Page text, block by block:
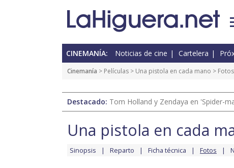
CINEMANÍA: Noticias de cine Cartelera
Cinemanía > Películas > Una pistola en cada mano > Fotos
Destacado: Tom Holland y Zendaya en 'Spider-
Una pistola en cada
Sinopsis Reparto Ficha técnica Fotos